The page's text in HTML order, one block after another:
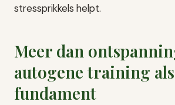
stressprikkels helpt.
Meer dan
autogene training als
fundament